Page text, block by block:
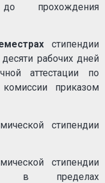
прохождения
стипендии
рабочих дней
аттестации по
приказом
стипендии
стипендии
в пределах